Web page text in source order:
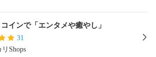
インで「エンタメや癒やし」
31
リShops